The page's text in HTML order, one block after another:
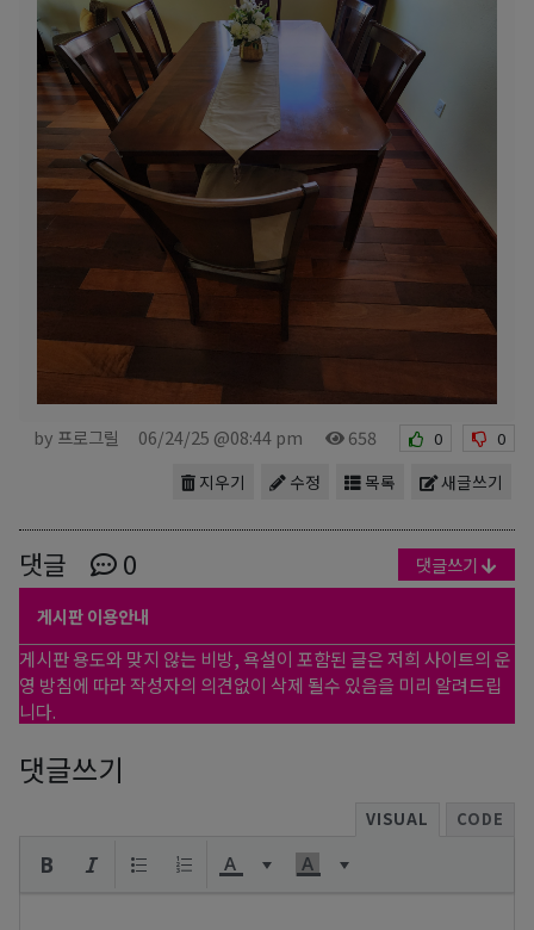
by 프로그릴 06/24/25 @08:44 pm 658 0 0
새글쓰기
목록
수정
지우기
댓글 0 댓글쓰기
게시판 이용안내
게시판 용도와 맞지 않는 비방, 욕설이 포함된 글은 저희 사이트의 운
영 방침에 따라 작성자의 의견없이 삭제 될수 있음을 미리 알려드립
니다.
댓글쓰기
VISUAL CODE